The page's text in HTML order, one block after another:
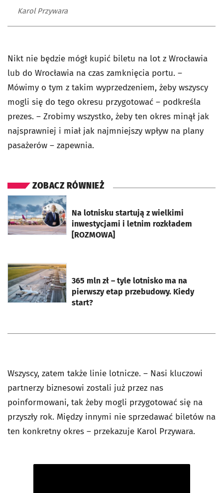
Karol Przywara
Nikt nie będzie mógł kupić biletu na lot z Wrocławia
lub do Wrocławia na czas zamknięcia portu. –
Mówimy o tym z takim wyprzedzeniem, żeby wszyscy
mogli się do tego okresu przygotować – podkreśla
prezes. – Zrobimy wszystko, żeby ten okres minął jak
najsprawniej i miał jak najmniejszy wpływ na plany
pasażerów – zapewnia.
ZOBACZ RÓWNIEŻ
Na lotnisku startują z wielkimi
inwestycjami i letnim rozkładem
[ROZMOWA]
otworzy się w nowej karcie
365 mln zł – tyle lotnisko ma na
pierwszy etap przebudowy. Kiedy
start?
otworzy się w nowej karcie
Wszyscy, zatem także linie lotnicze. – Nasi kluczowi
partnerzy biznesowi zostali już przez nas
poinformowani, tak żeby mogli przygotować się na
przyszły rok. Między innymi nie sprzedawać biletów na
ten konkretny okres – przekazuje Karol Przywara.